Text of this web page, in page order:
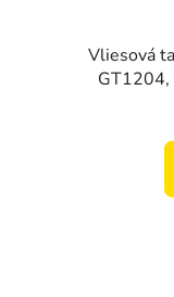
Vliesová
GT1204,